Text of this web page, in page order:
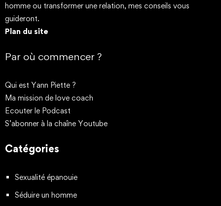
homme ou transformer une relation, mes conseils vous
guideront.
Plan du site
Par où commencer ?
Qui est Yann Piette ?
Ma mission de love coach
Ecouter le Podcast
S’abonner à la chaîne Youtube
Catégories
Sexualité épanouie
Séduire un homme